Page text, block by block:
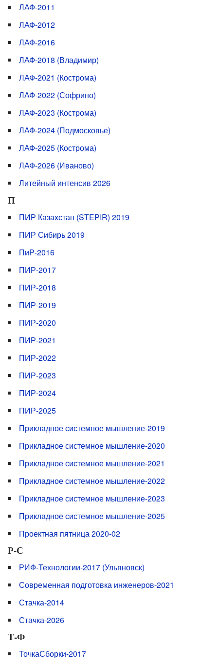
ЛАФ-2011
ЛАФ-2012
ЛАФ-2016
ЛАФ-2018 (Владимир)
ЛАФ-2021 (Кострома)
ЛАФ-2022 (Софрино)
ЛАФ-2023 (Кострома)
ЛАФ-2024 (Подмосковье)
ЛАФ-2025 (Кострома)
ЛАФ-2026 (Иваново)
Литейный интенсив 2026
П
ПИР Казахстан (STEPIR) 2019
ПИР Сибирь 2019
ПиР-2016
ПИР-2017
ПИР-2018
ПИР-2019
ПИР-2020
ПИР-2021
ПИР-2022
ПИР-2023
ПИР-2024
ПИР-2025
Прикладное системное мышление-2019
Прикладное системное мышление-2020
Прикладное системное мышление-2021
Прикладное системное мышление-2022
Прикладное системное мышление-2023
Прикладное системное мышление-2025
Проектная пятница 2020-02
Р-С
РИФ-Технологии-2017 (Ульяновск)
Современная подготовка инженеров-2021
Стачка-2014
Стачка-2026
Т-Ф
ТочкаСборки-2017